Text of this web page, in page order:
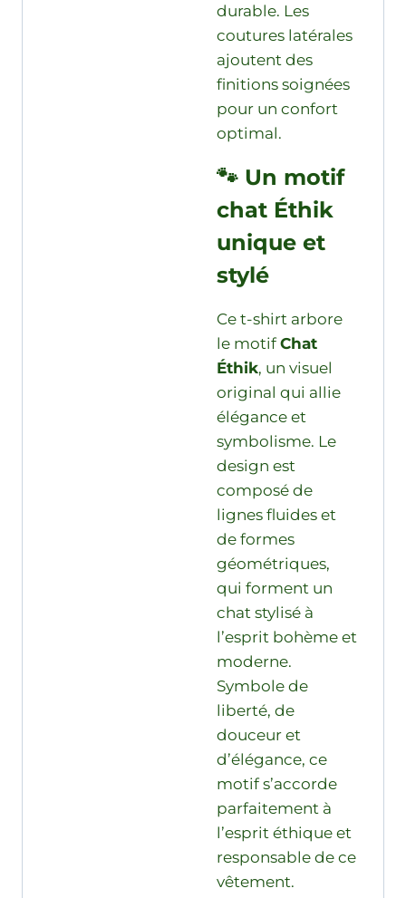
durable. Les
coutures latérales
ajoutent des
finitions soignées
pour un confort
optimal.
🐾 Un motif
chat Éthik
unique et
stylé
Ce t-shirt arbore
le motifChat
Éthik, un visuel
original qui allie
élégance et
symbolisme. Le
design est
composé de
lignes fluides et
de formes
géométriques,
qui forment un
chat stylisé à
l’esprit bohème et
moderne.
Symbole de
liberté, de
douceur et
d’élégance, ce
motif s’accorde
parfaitement à
l’esprit éthique et
responsable de ce
vêtement.